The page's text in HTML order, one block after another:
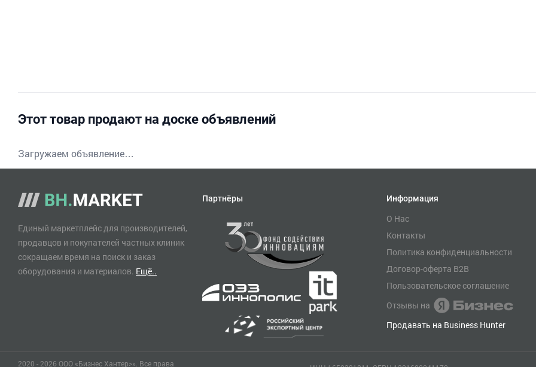
Этот товар продают на доске объявлений
Загружаем объявление…
Единый маркетплейс для производителей,
продавцов и покупателей частных клиник
сокращаем время на поиск и заказ
оборудования и материалов. Ещё..
Партнёры Информация
О Нас
Контакты
Политика конфиденциальности
Договор-оферта B2B
Пользовательское соглашение
Отзывы на
Продавать на Business Hunter
2020 - 2026 ООО «Бизнес Хантер>». Все права